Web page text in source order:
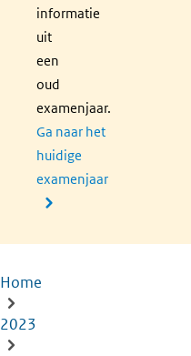
informatie
uit
een
oud
examenjaar.
Ga naar het
huidige
examenjaar
Kruimelpad
Home
2023